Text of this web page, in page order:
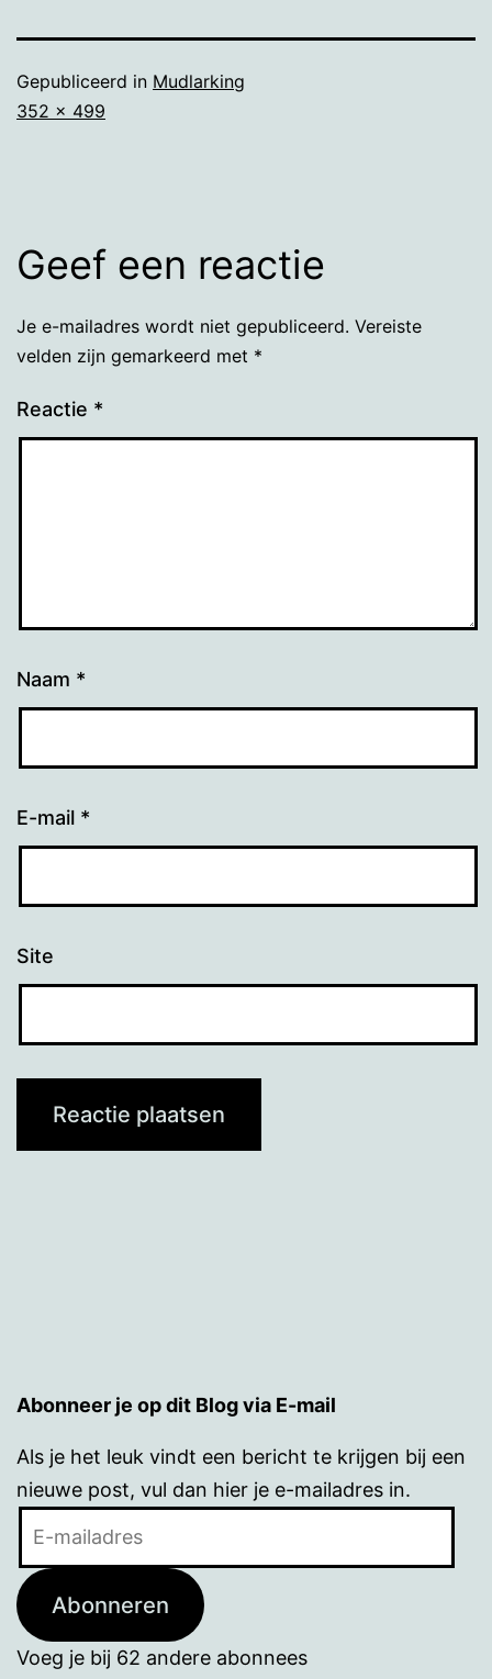
Gepubliceerd in Mudlarking
Volledige
352 × 499
Geef een reactie
Je e-mailadres wordt niet gepubliceerd. Vereiste
velden zijn gemarkeerd met *
Reactie *
Naam *
E-mail *
Site
Abonneer je op dit Blog via E-mail
Als je het leuk vindt een bericht te krijgen bij een
nieuwe post, vul dan hier je e-mailadres in.
Abonneren
Voeg je bij 62 andere abonnees